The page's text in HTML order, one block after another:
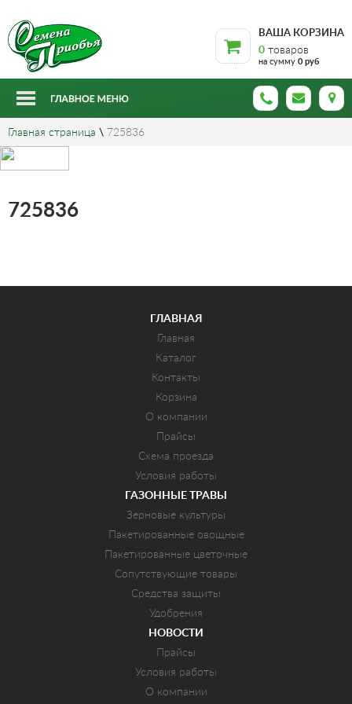
ВАША КОРЗИНА
0 товаров
на сумму 0 руб
Главная страница \ 725836
725836
ГЛАВНАЯ
Главная
Каталог
Контакты
Корзина
О компании
Прайсы
Схема проезда
Условия работы
ГАЗОННЫЕ ТРАВЫ
Зерновые культуры
Пакетированные овощные
Пакетированные цветочные
Сопутствующие товары
Средства защиты
Удобрения
НОВОСТИ
Прайсы
Условия работы
О компании